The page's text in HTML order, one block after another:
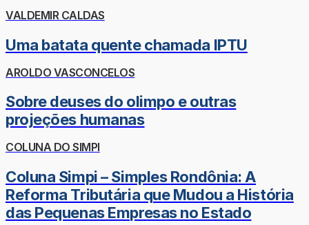
VALDEMIR CALDAS
Uma batata quente chamada IPTU
AROLDO VASCONCELOS
Sobre deuses do olimpo e outras
projeções humanas
COLUNA DO SIMPI
Coluna Simpi – Simples Rondônia: A
Reforma Tributária que Mudou a História
das Pequenas Empresas no Estado